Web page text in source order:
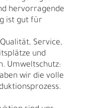
hervorragende
ist gut für
Service,
und
Umweltschutz:
wir die volle